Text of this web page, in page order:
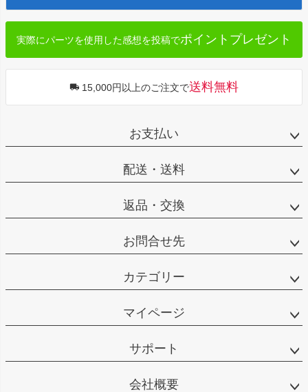
へ
実際にパーツを使用した感想を投稿でポイントプレゼント
15,000円以上のご注文で送料無料
お支払い
配送・送料
返品・交換
お問合せ先
カテゴリー
マイページ
サポート
会社概要